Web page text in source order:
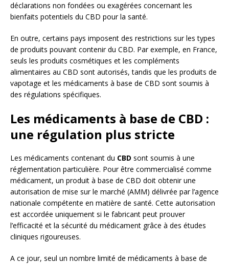
déclarations non fondées ou exagérées concernant les
bienfaits potentiels du CBD pour la santé.
En outre, certains pays imposent des restrictions sur les types
de produits pouvant contenir du CBD. Par exemple, en France,
seuls les produits cosmétiques et les compléments
alimentaires au CBD sont autorisés, tandis que les produits de
vapotage et les médicaments à base de CBD sont soumis à
des régulations spécifiques.
Les médicaments à base de CBD :
une régulation plus stricte
Les médicaments contenant du CBD sont soumis à une
réglementation particulière. Pour être commercialisé comme
médicament, un produit à base de CBD doit obtenir une
autorisation de mise sur le marché (AMM) délivrée par l’agence
nationale compétente en matière de santé. Cette autorisation
est accordée uniquement si le fabricant peut prouver
l’efficacité et la sécurité du médicament grâce à des études
cliniques rigoureuses.
A ce jour, seul un nombre limité de médicaments à base de